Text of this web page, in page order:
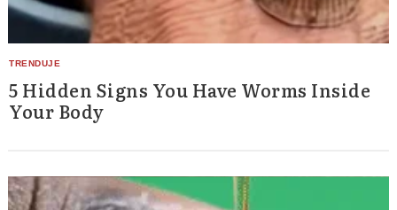
5 Hidden Signs You Have Worms Inside
Your Body